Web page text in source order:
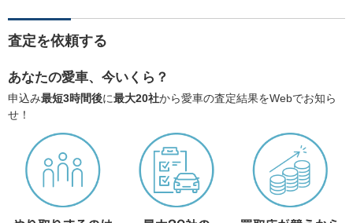
査定を依頼する
あなたの愛車、今いくら？
申込み最短3時間後に最大20社から愛車の査定結果をWebでお知ら
せ！